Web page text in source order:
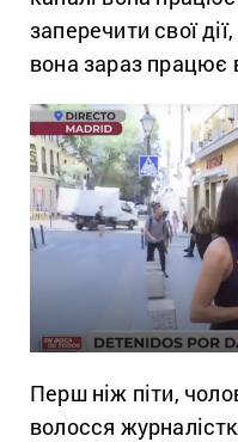
заперечити свої
вона зараз працює
Перш ніж піти,
волосся